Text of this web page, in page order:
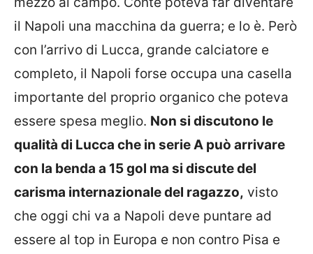
il Napoli una macchina da guerra; e lo è. Però
con l’arrivo di Lucca, grande calciatore e
completo, il Napoli forse occupa una casella
importante del proprio organico che poteva
essere spesa meglio. Non si discutono le
qualità di Lucca che in serie A può arrivare
con la benda a 15 gol ma si discute del
carisma internazionale del ragazzo, visto
che oggi chi va a Napoli deve puntare ad
essere al top in Europa e non contro Pisa e